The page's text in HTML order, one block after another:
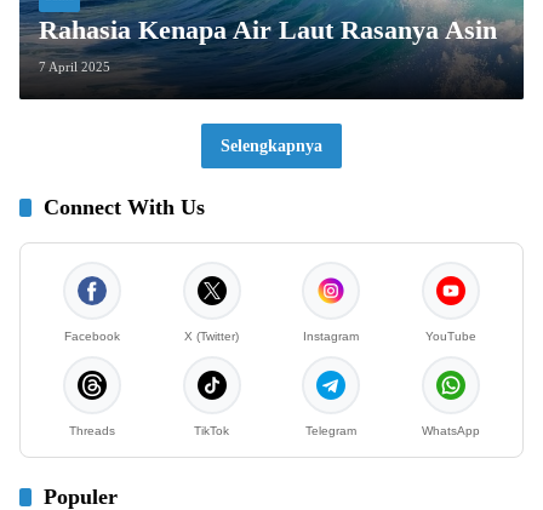
Rahasia Kenapa Air Laut Rasanya Asin
7 April 2025
Selengkapnya
Connect With Us
Facebook X (Twitter) Instagram YouTube
Threads TikTok Telegram WhatsApp
Populer